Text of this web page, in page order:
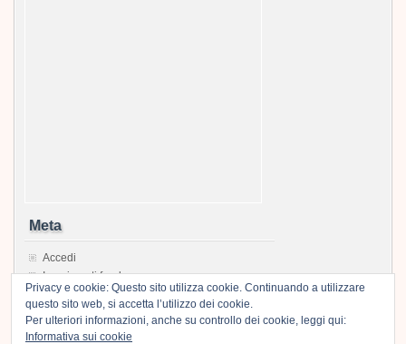
Meta
Accedi
Inserimenti feed
Feed dei commenti
WordPress.org
Privacy e cookie: Questo sito utilizza cookie. Continuando a utilizzare
questo sito web, si accetta l’utilizzo dei cookie.
Per ulteriori informazioni, anche su controllo dei cookie, leggi qui:
Informativa sui cookie